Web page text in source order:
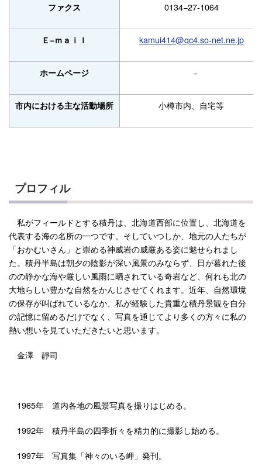
ファクス 0134−27-1064
Ｅ−ｍａｉｌ kamui414@qc4.so-net.ne.jp
ホームページ −
市内における主な活動場所 小樽市内、自宅等
プロフィル
私がフィールドとする積丹は、北海道西部に位置し、北海道を
代表する海の名所の一つです。そしていつしか、地元の人たちが
「おかむいさん」と崇める神威岩の威厳ある姿に魅せられまし
た。積丹半島は朝夕の陰影が深い風景のみならず、日が暮れた後
のの静かな海や厳しい風雨に晒されている奇岩など、何れも北の
大地らしい豊かな自然をかんじさせてくれます。近年、自然環境
の保存が叫ばれているなか、私が経験した貴重な積丹景観を自分
の記憶に留めるだけでなく、写真を通じてより多くの方々に私の
熱い想いを見ていただきたいと思います。
金澤 靜司
1965年 道内各地の風景写真を撮りはじめる。
1992年 積丹半島の四季折々を精力的に撮影し始める。
1997年 写真集「神々のいる岬」発刊。